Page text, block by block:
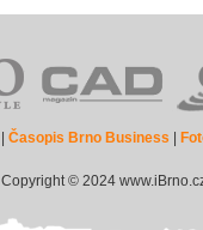
|Časopis Brno Business
Copyright © 2024